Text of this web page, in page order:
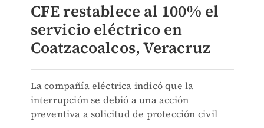
CFE restablece al 100% el
servicio eléctrico en
Coatzacoalcos, Veracruz
La compañía eléctrica indicó que la
interrupción se debió a una acción
preventiva a solicitud de protección civil